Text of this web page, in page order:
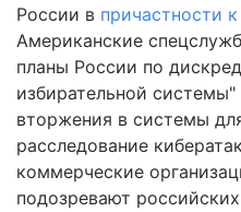
России в причастности
Американские
планы России по
избирательной
вторжения в системы
расследование
коммерческие
подозревают